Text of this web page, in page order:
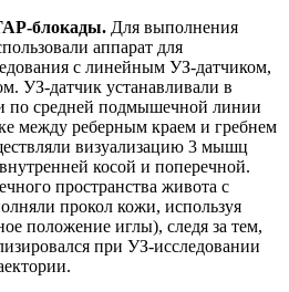
блокады. Для выполнения
аппарат для
с линейным УЗ-датчиком,
УЗ-датчик устанавливали в
по средней подмышечной линии
между реберным краем и гребнем
визуализацию 3 мышц
косой и поперечной.
пространства живота с
прокол кожи, используя
положение иглы), следя за тем,
при УЗ-исследовании